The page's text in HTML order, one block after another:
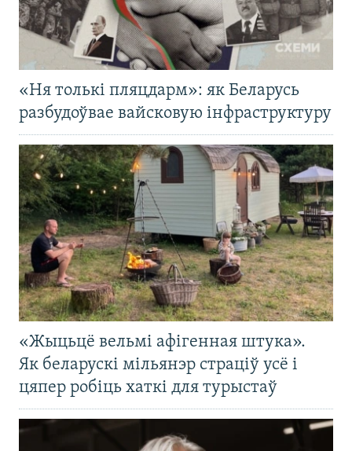
«Ня толькі пляцдарм»: як Беларусь
разбудоўвае вайсковую інфраструктуру
«Жыцьцё вельмі афігенная штука».
Як беларускі мільянэр страціў усё і
цяпер робіць хаткі для турыстаў